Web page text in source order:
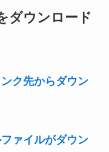
ダウンロード
ク先からダウン
ァイルがダウン